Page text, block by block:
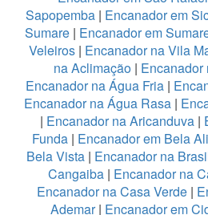
Sapopemba | Encanador em
Sumare| Encanador em
Veleiros | Encanador na Vila
na Aclimação | Encanador
Encanador na Água Fria |
Encanador na Água Rasa |
| Encanador na Aricanduva |
Funda | Encanador em Bela
Bela Vista | Encanador na
Cangaiba | Encanador na
Encanador na Casa Verde |
Ademar| Encanador em